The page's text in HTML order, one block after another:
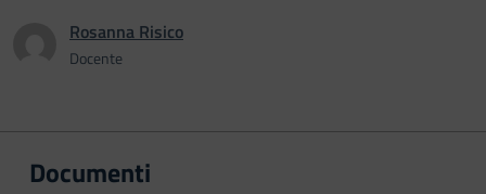
Rosanna Risico
Docente
Documenti